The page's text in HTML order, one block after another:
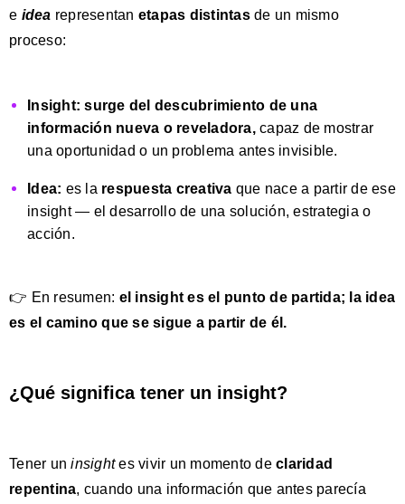
e idea representan etapas distintasde un mismo
proceso:
Insight: surge del descubrimiento de una
información nueva o reveladora,capaz de mostrar
una oportunidad o un problema antes invisible.
Idea: es la respuesta creativa que nace a partir de ese
insight — el desarrollo de una solución, estrategia o
acción.
👉 En resumen: el insight es el punto de partida; la idea
es el camino que se sigue a partir de él.
¿Qué significa tener un insight?
Tener uninsightes vivir un momento de claridad
repentina, cuando una información que antes parecía